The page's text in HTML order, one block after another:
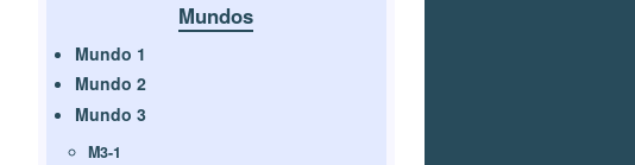
Mundos
Mundo 1
Mundo 2
Mundo 3
M3-1